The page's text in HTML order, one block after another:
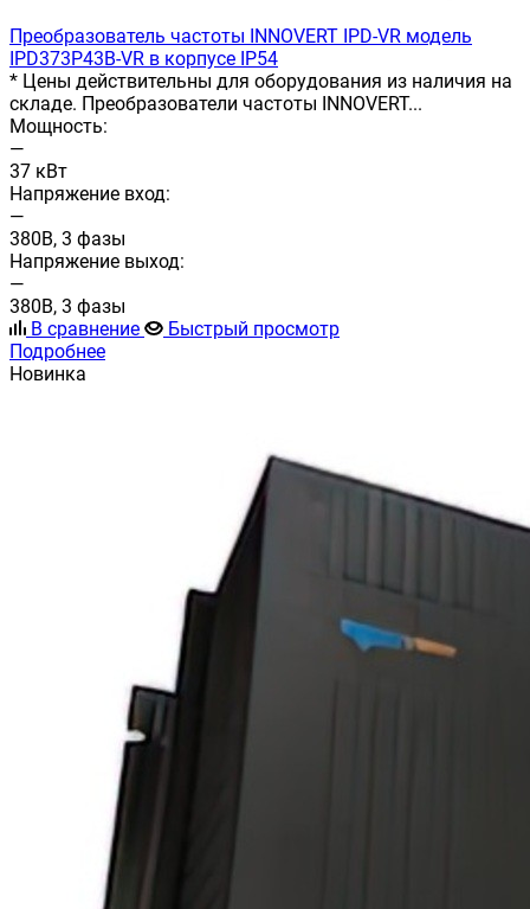
Преобразователь частоты INNOVERT IРD-VR модель
IPD373P43B-VR в корпусе IP54
* Цены действительны для оборудования из наличия на
складе. Преобразователи частоты INNOVERT...
Мощность:
—
37 кВт
Напряжение вход:
—
380В, 3 фазы
Напряжение выход:
—
380В, 3 фазы
В сравнение
Быстрый просмотр
Подробнее
Новинка